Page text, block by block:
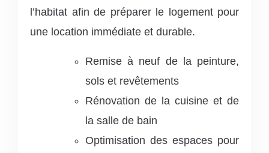
l’habitat afin de préparer le logement pour
une location immédiate et durable.
Remise à neuf de la peinture,
sols et revêtements
Rénovation de la cuisine et de
la salle de bain
Optimisation des espaces pour